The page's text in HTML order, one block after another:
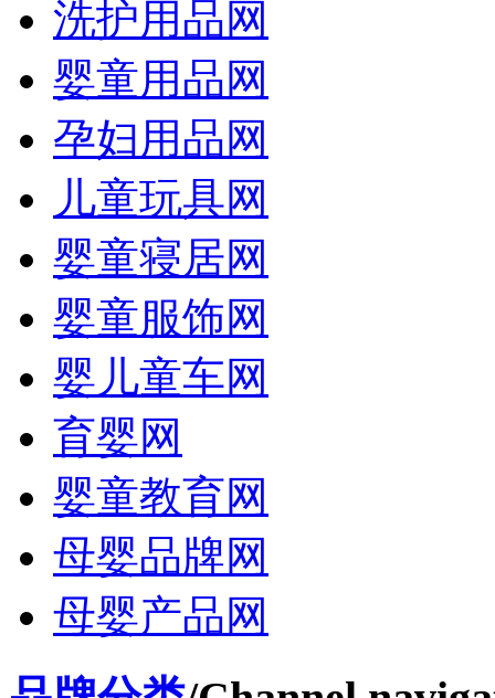
洗护用品网
婴童用品网
孕妇用品网
儿童玩具网
婴童寝居网
婴童服饰网
婴儿童车网
育婴网
婴童教育网
母婴品牌网
母婴产品网